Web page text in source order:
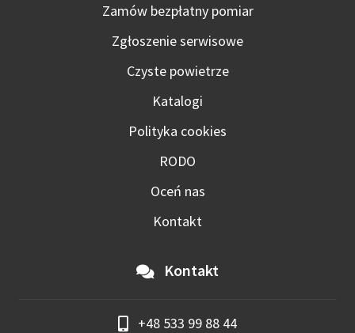
Zamów bezpłatny pomiar
Zgłoszenie serwisowe
Czyste powietrze
Katalogi
Polityka cookies
RODO
Oceń nas
Kontakt
Kontakt
+48 533 99 88 44